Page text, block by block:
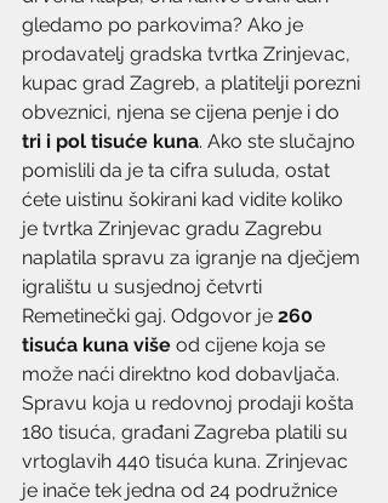
gledamo po parkovima? Ako je
prodavatelj gradska tvrtka Zrinjevac,
kupac grad Zagreb, a platitelji porezni
obveznici, njena se cijena penje i do
tri i pol tisuće kuna. Ako ste slučajno
pomislili da je ta cifra suluda, ostat
ćete uistinu šokirani kad vidite koliko
je tvrtka Zrinjevac gradu Zagrebu
naplatila spravu za igranje na dječjem
igralištu u susjednoj četvrti
Remetinečki gaj. Odgovor je 260
tisuća kuna više od cijene koja se
može naći direktno kod dobavljača.
Spravu koja u redovnoj prodaji košta
180 tisuća, građani Zagreba platili su
vrtoglavih 440 tisuća kuna. Zrinjevac
je inače tek jedna od 24 podružnice